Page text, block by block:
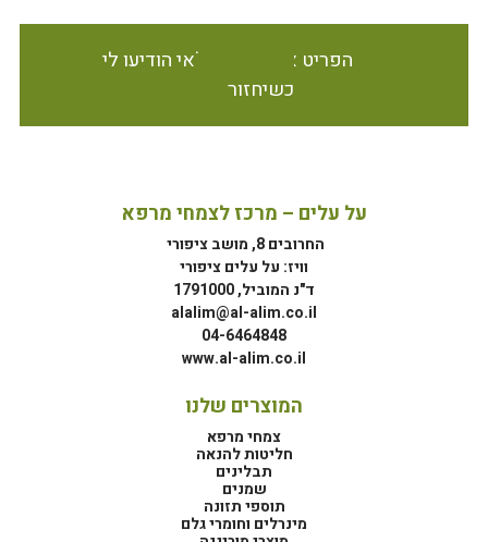
הפריט אינו זמין במלאי הודיעו לי
כשיחזור
על עלים – מרכז לצמחי מרפא
החרובים 8, מושב ציפורי
וויז: על עלים ציפורי
ד"נ המוביל, 1791000
alalim@al-alim.co.il
04-6464848
www.al-alim.co.il
המוצרים שלנו
צמחי מרפא
חליטות להנאה
תבלינים
שמנים
תוספי תזונה
מינרלים וחומרי גלם